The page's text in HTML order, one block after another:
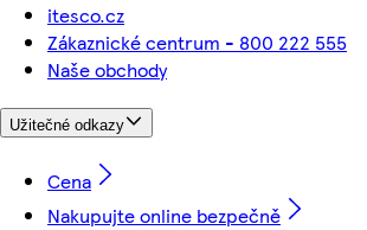
itesco.cz
Zákaznické centrum - 800 222 555
Naše obchody
Užitečné odkazy
Cena
Nakupujte online bezpečně